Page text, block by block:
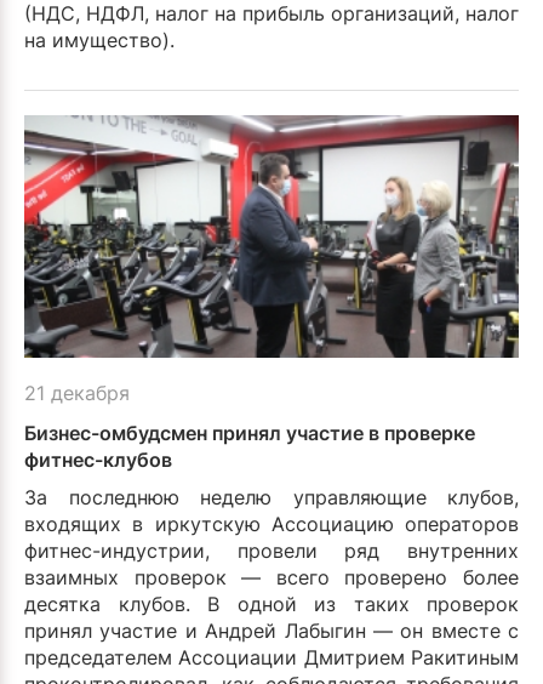
(НДС, НДФЛ, налог на прибыль организаций, налог
на имущество).
21 декабря
Бизнес-омбудсмен принял участие в проверке
фитнес-клубов
За последнюю неделю управляющие клубов,
входящих в иркутскую Ассоциацию операторов
фитнес-индустрии, провели ряд внутренних
взаимных проверок — всего проверено более
десятка клубов. В одной из таких проверок
принял участие и Андрей Лабыгин — он вместе с
председателем Ассоциации Дмитрием Ракитиным